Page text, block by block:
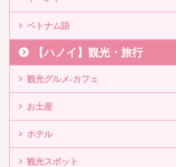
ベトナム語
【ハノイ】観光・旅行
観光グルメ-カフェ
お土産
ホテル
観光スポット